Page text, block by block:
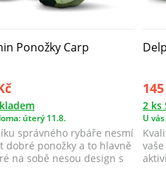
Ponožky Carp
úterý 11.8.
správného rybáře nesmí
dobré ponožky a to hlavně
na sobě nesou design s
2 ks
U